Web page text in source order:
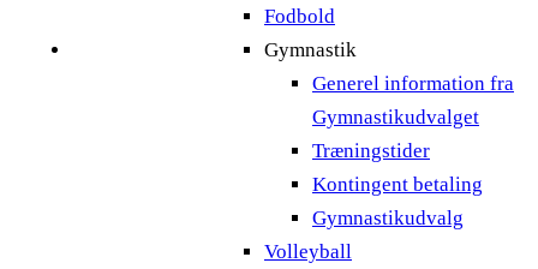
Fodbold
Gymnastik
Generel information fra
Gymnastikudvalget
Træningstider
Kontingent betaling
Gymnastikudvalg
Volleyball